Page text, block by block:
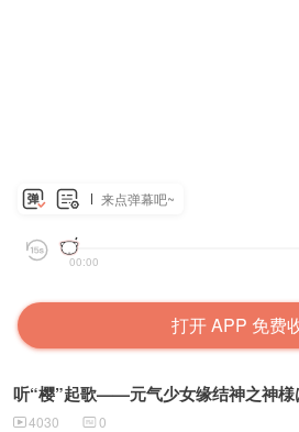
来点弹幕吧~
00:00
打开 APP 免费
听“樱”起歌——元气少女缘结神之神様
4030 0